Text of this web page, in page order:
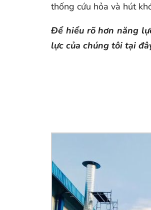
thống cứu hỏa và hút
Để hiểu rõ hơn năng
lực của chúng tôi tại